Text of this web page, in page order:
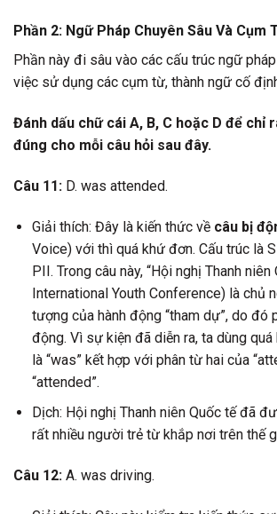
Phần 2: Ngữ Pháp Chuyên Sâu Và Cụm
Phần này đi sâu vào các cấu trúc ngữ
việc sử dụng các cụm từ, thành ngữ cố
Đánh dấu chữ cái A, B, C hoặc D để chỉ
đúng cho mỗi câu hỏi sau đây.
Câu 11: D. was attended.
Giải thích: Đây là kiến thức về câu bị
Voice) với thì quá khứ đơn. Cấu trúc là
PII. Trong câu này, “Hội nghị Thanh niên
International Youth Conference) là chủ
tượng của hành động “tham dự”, do đó
động. Vì sự kiện đã diễn ra, ta dùng quá
là “was” kết hợp với phân từ hai của
“attended”.
Dịch: Hội nghị Thanh niên Quốc tế đã
rất nhiều người trẻ từ khắp nơi trên thế
Câu 12: A. was driving.